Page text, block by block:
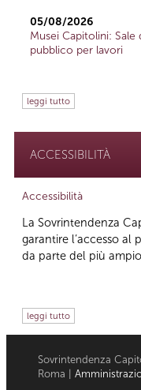
05/08/2026
Musei Capitolini:
pubblico per lavori
leggi tutto
ACCESSIBILITÀ
Accessibilità
La Sovrintendenza
garantire l’accesso
da parte del più
leggi tutto
Sovrintendenza
Roma |